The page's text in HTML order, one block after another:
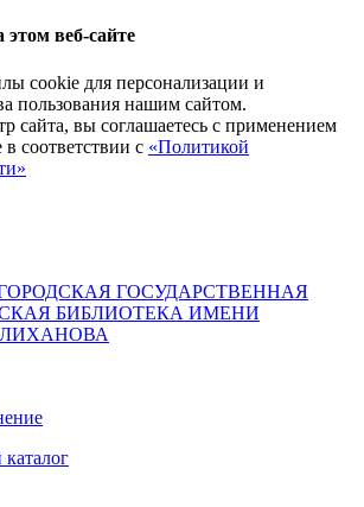
веб-сайте
cookie для персонализации и
пользования нашим сайтом.
сайта, вы соглашаетесь с применением
соответствии с «Политикой
ГОСУДАРСТВЕННАЯ
БИБЛИОТЕКА ИМЕНИ